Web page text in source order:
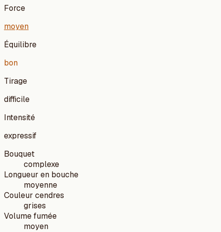
Force
moyen
Équilibre
bon
Tirage
difficile
Intensité
expressif
Bouquet
complexe
Longueur en bouche
moyenne
Couleur cendres
grises
Volume fumée
moyen